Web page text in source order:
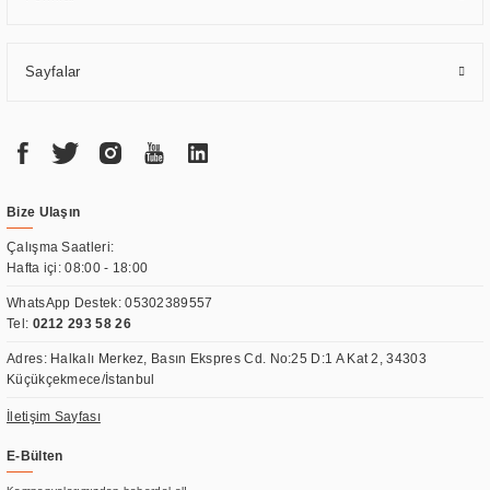
Sayfalar
Bize Ulaşın
Çalışma Saatleri:
Hafta içi: 08:00 - 18:00
WhatsApp Destek:05302389557
Tel: 0212 293 58 26
Adres: Halkalı Merkez, Basın Ekspres Cd. No:25 D:1 A Kat 2, 34303
Küçükçekmece/İstanbul
İletişim Sayfası
E-Bülten